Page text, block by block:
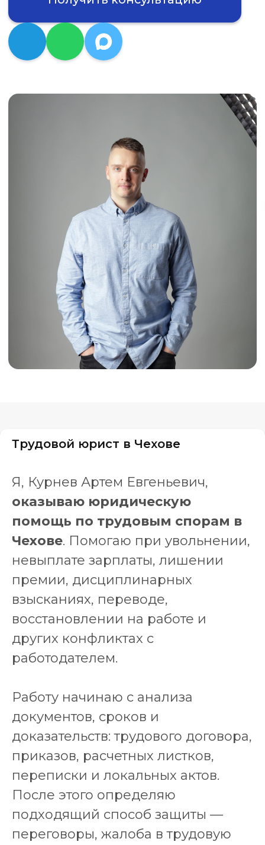
Трудовой юрист в Чехове
Я, Курнев Артем Евгеньевич,
оказываю юридическую
помощь по трудовым спорам в
Чехове. Помогаю при увольнении,
невыплате зарплаты, лишении
премии, дисциплинарных
взысканиях, переводе,
восстановлении на работе и
других конфликтах с
работодателем.
Работу начинаю с анализа
документов, сроков и
доказательств: трудового договора,
приказов, расчетных листков,
переписки и локальных актов.
После этого определяю
подходящий способ защиты —
переговоры, жалоба в трудовую